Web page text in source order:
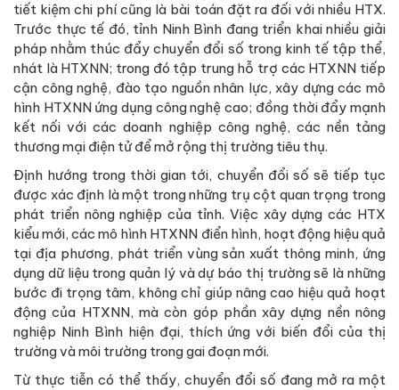
tiết kiệm chi phí cũng là bài toán đặt ra đối với nhiều HTX.
Trước thực tế đó, tỉnh Ninh Bình đang triển khai nhiều giải
pháp nhằm thúc đẩy chuyển đổi số trong kinh tế tập thể,
nhát là HTXNN; trong đó tập trung hỗ trợ các HTXNN tiếp
cận công nghệ, đào tạo nguồn nhân lực, xây dựng các mô
hình HTXNN ứng dụng công nghệ cao; đồng thời đẩy mạnh
kết nối với các doanh nghiệp công nghệ, các nền tảng
thương mại điện tử để mở rộng thị trường tiêu thụ.
Định hướng trong thời gian tới, chuyển đổi số sẽ tiếp tục
được xác định là một trong những trụ cột quan trọng trong
phát triển nông nghiệp của tỉnh. Việc xây dựng các HTX
kiểu mới, các mô hình HTXNN điển hình, hoạt động hiệu quả
tại địa phương, phát triển vùng sản xuất thông minh, ứng
dụng dữ liệu trong quản lý và dự báo thị trường sẽ là những
bước đi trọng tâm, không chỉ giúp nâng cao hiệu quả hoạt
động của HTXNN, mà còn góp phần xây dựng nền nông
nghiệp Ninh Bình hiện đại, thích ứng với biến đổi của thị
trường và môi trường trong gai đoạn mới.
Từ thực tiễn có thể thấy, chuyển đổi số đang mở ra một